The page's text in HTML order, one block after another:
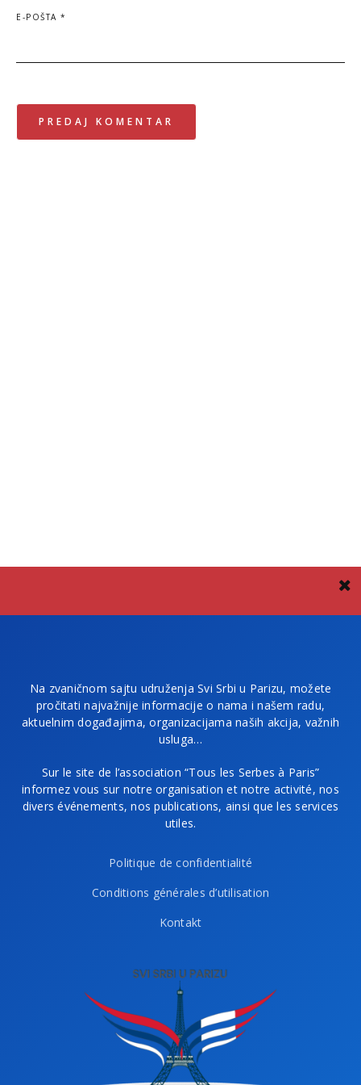
E-POŠTA *
Na zvaničnom sajtu udruženja Svi Srbi u Parizu, možete
pročitati najvažnije informacije o nama i našem radu,
aktuelnim događajima, organizacijama naših akcija, važnih
usluga…
Sur le site de l’association “Tous les Serbes à Paris”
informez vous sur notre organisation et notre activité, nos
divers événements, nos publications, ainsi que les services
utiles.
Politique de confidentialité
Conditions générales d’utilisation
Kontakt